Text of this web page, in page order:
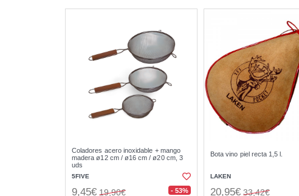
Coladores acero inoxidable + mango
madera ø12 cm / ø16 cm / ø20 cm, 3
uds
5FIVE
9,45€ 19,90€ - 53%
Bota vino piel recta 1,5 l.
LAKEN
20,95€ 33,42€